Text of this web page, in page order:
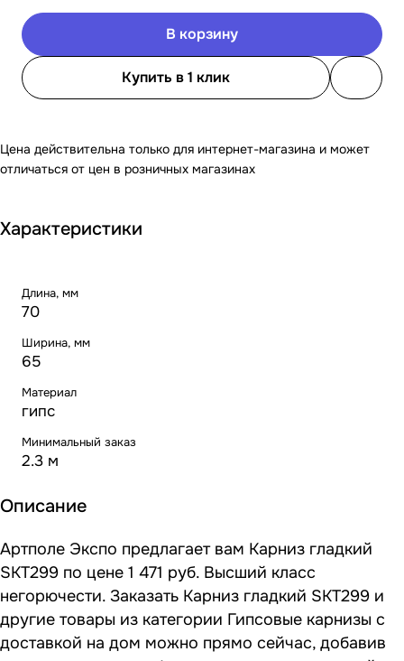
В корзину
Купить в 1 клик
Цена действительна только для интернет-магазина и может
отличаться от цен в розничных магазинах
Характеристики
Длина, мм
70
Ширина, мм
65
Материал
гипс
Минимальный заказ
2.3 м
Описание
Артполе Экспо предлагает вам Карниз гладкий
SKT299 по цене 1 471 руб. Высший класс
негорючести. Заказать Карниз гладкий SKT299 и
другие товары из категории Гипсовые карнизы с
доставкой на дом можно прямо сейчас, добавив